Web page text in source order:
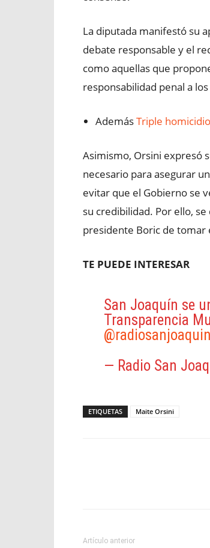
La diputada manifestó su
debate responsable y el
como aquellas que
responsabilidad penal a
AdemásTriple
Asimismo, Orsini expresó
necesario para asegurar
evitar que el Gobierno se
su credibilidad. Por ello,
presidente Boric de tomar
TE PUEDE INTERESAR
San Joaquín se
Transparencia
@radiosanjoaquin
— Radio San
ETIQUETAS Maite Orsini
Artículo anterior